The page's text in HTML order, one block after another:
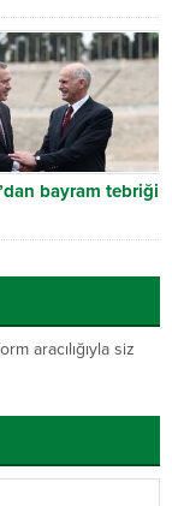
bayram tebriği
aracılığıyla siz